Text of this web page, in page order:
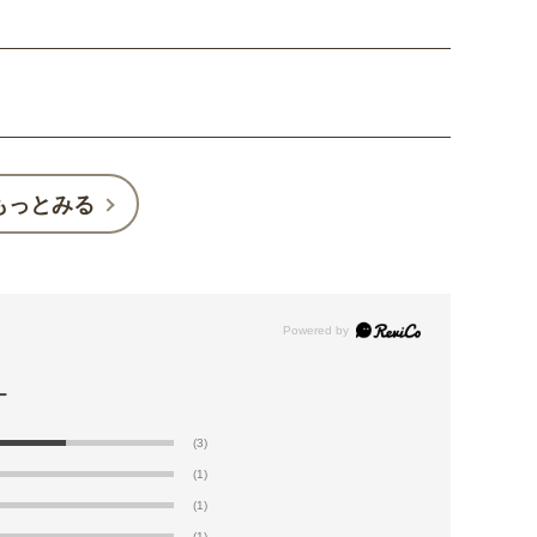
っとみる
(3)
(1)
(1)